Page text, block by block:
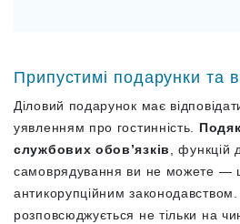
Припустимі подарунки та
Діловий подарунок має
уявленням про гостинність.
службових обов’язків, функцій
самоврядування ви не можете —
антикорупційним
розповсюджується не тільки на